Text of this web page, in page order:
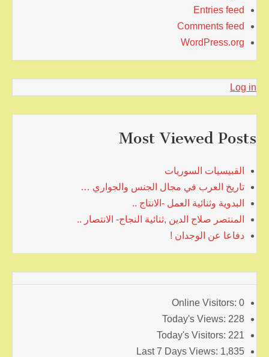
Entries feed
Comments feed
WordPress.org
Log in
Most Viewed Posts
القبيسيات السوريات
تاريخ العرب في مجال الجنس والجواري …
البدوية وثنائية العمل -الانتاج ..
المنتصر صلاح الدين ,ثنائية النجاح- الانتصار ..
دفاعا عن الوجدان !
Online Visitors: 0
Today's Views: 228
Today's Visitors: 221
Last 7 Days Views: 1,835